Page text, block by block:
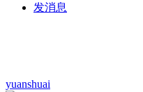
发消息
yuanshuai